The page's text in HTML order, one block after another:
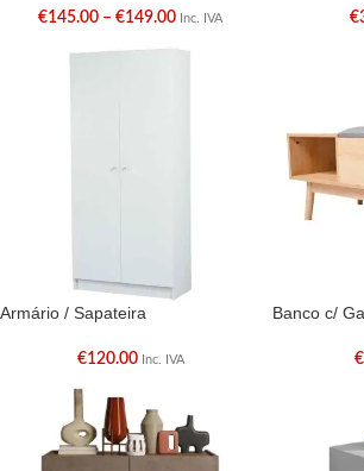
€145.00 – €149.00 Inc. IVA €
Armário / Sapateira
€120.00 Inc. IVA
Banco c/
€